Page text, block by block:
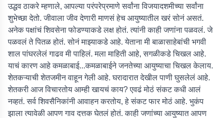
उद्धव ठाकरे म्हणाले, आपल्या परंपरेप्रमाणे सर्वांना विजयादशमीच्या सर्वांना
शुभेच्छा देतो. जीवाला जीव देणारी माणसं हेच आयुष्यातील खरं सोनं असतं.
अनेक पक्षांचं शिवसेना फोडण्याकडे लक्ष होतं. त्यांनी काही जणांना पळवलं. जे
पळवलं ते पितळ होतं. सोनं माझ्याकडे आहे. येताना मी बाळासाहेबांची भगवी
शाल पांघरलेलं गाढव मी पाहिलं. मला माहिती आहे, सगळीकडे चिखल आहे.
याचं कारण आहे कमळाबाई...कमळाबाईने जनतेच्या आयुष्याचा चिखल केलाय.
शेतकऱ्याची शेतजमीन वाहून गेली आहे. घरादारात देखील पाणी घुसलेलं आहे.
शेतकरी आज विचारतोय आम्ही खायचं काय? एवढं मोठं संकट कधी आलं
नव्हतं. सर्व शिवसैनिकांनी आवाहन करतोय, हे संकट फार मोठं आहे. भुकंप
झाला त्यावेळी आपण गाव दत्तक घेतलं होतं. काही जणांच्या आयुष्यात आपण